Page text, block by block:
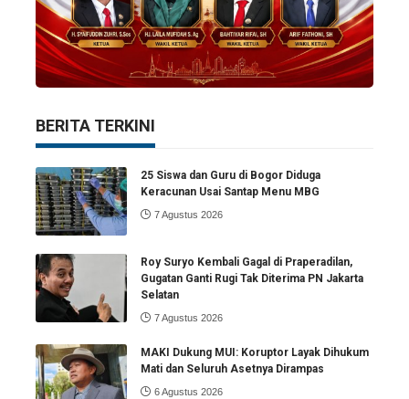
BERITA TERKINI
25 Siswa dan Guru di Bogor Diduga
Keracunan Usai Santap Menu MBG
7 Agustus 2026
Roy Suryo Kembali Gagal di Praperadilan,
Gugatan Ganti Rugi Tak Diterima PN Jakarta
Selatan
7 Agustus 2026
MAKI Dukung MUI: Koruptor Layak Dihukum
Mati dan Seluruh Asetnya Dirampas
6 Agustus 2026